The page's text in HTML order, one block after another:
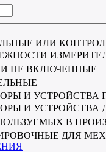
ИЛИ
НЕ ВКЛЮЧЕННЫЕ
И УСТРОЙСТВА
И
В
ДЛЯ